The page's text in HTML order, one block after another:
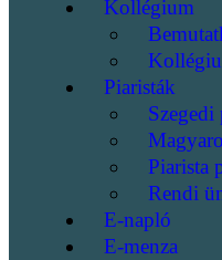
Kollégium
Piaristák
Szegedi
Piarista
Rendi
E-napló
E-menza